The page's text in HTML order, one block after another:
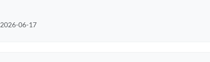
2026-06-17